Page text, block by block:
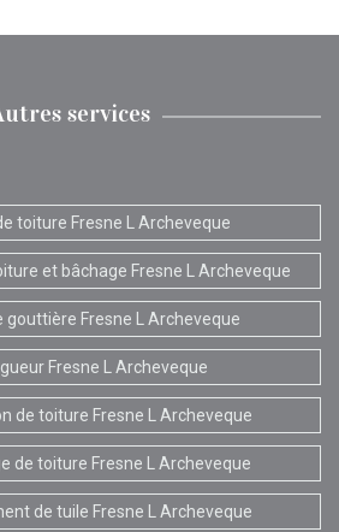
services
toiture Fresne L Archeveque
et bâchage Fresne L Archeveque
gouttière Fresne L Archeveque
Fresne L Archeveque
de toiture Fresne L Archeveque
de toiture Fresne L Archeveque
de tuile Fresne L Archeveque